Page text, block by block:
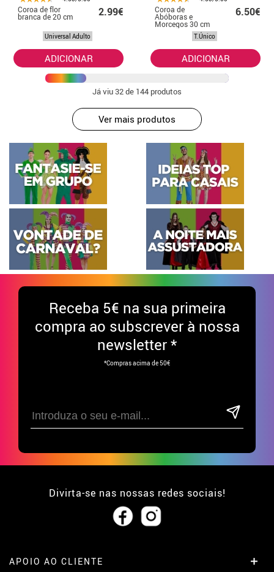
Coroa de flor
branca de 20 cm 2.99€
Universal Adulto
ADICIONAR
Coroa de
Abóboras e
Morcegos 30 cm
6.50€
T.Único
ADICIONAR
Já viu32de 144 produtos
Ver mais produtos
Receba 5€ na sua primeira
compra ao subscrever à nossa
newsletter *
*Compras acima de 50€
Divirta-se nas nossas redes sociais!
APOIO AO CLIENTE